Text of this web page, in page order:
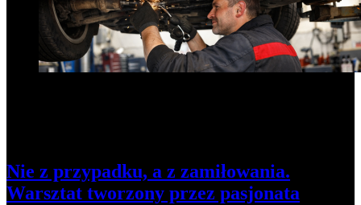
Nie z przypadku, a z zamiłowania.
Warsztat tworzony przez pasjonata